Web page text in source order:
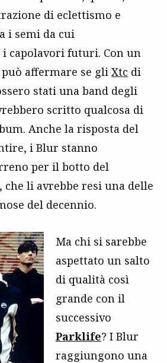
di eclettismo e
i semi da cui
capolavori futuri. Con un
affermare se gli Xtc di
stati una band degli
scritto qualcosa di
Anche la risposta del
i Blur stanno
per il botto del
che li avrebbe resi una delle
del decennio.
Ma chi si sarebbe
aspettato un salto
di qualità così
grande con il
successivo
Parklife? I Blur
raggiungono una